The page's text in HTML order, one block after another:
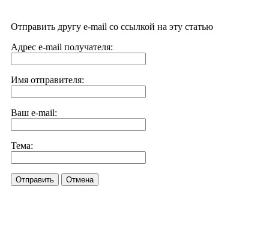
Отправить другу e-mail со ссылкой на эту статью
Адрес e-mail получателя:
Имя отправителя:
Ваш e-mail:
Тема:
Отправить Отмена